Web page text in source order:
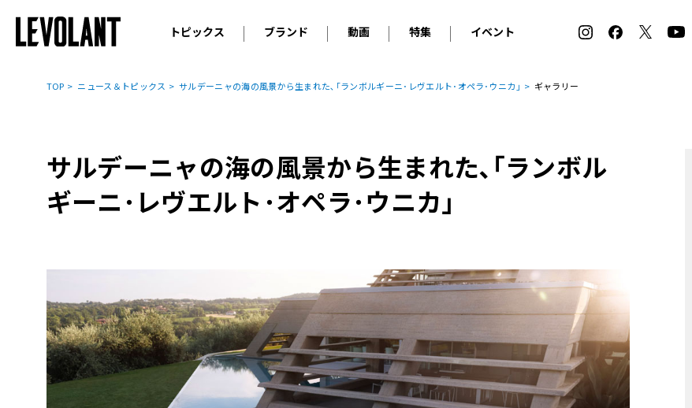
トピックス
ニュース
ブランド
輸入車 アウディ BMW
アルピナ
プジョー
ルノー
アバルト
アルファ・ロメオ
ランボルギーニ
マセラティ
MINI
モーガン
ロールス・ロイス
ボルボ
キャデラック
シボレー
ジープ
テスラ
ヒョンデ
BYD
その他
動画
オリジナル動画
特集
2026 サマータイヤ＆ホイール バイヤーズガイド
ホイールカタログ
タイヤ特集
イベント
ル・ボラン カーズ・ミート2026横浜
EV:LIFE KOBE 2025
ル・ボラン カーズ・ミート2025横浜
TOP ニュース＆トピックス サルデーニャの海の風景から生まれた､｢ランボルギーニ･レヴエルト･オペラ･ウニカ｣ ギャラリー
サルデーニャの海の風景から生まれた､｢ランボル
ギーニ･レヴエルト･オペラ･ウニカ｣